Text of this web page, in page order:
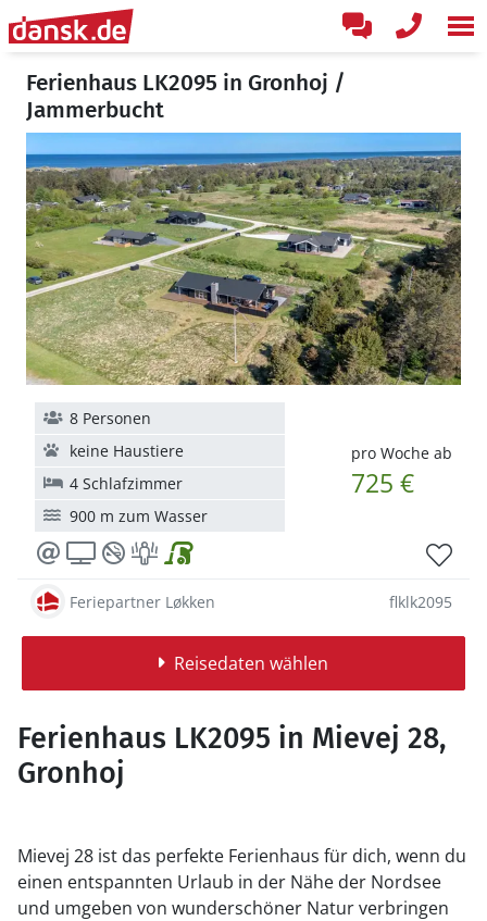
Ferienhaus LK2095 in Gronhoj /
Jammerbucht
pro Woche ab
725 €
8 Personen
keine Haustiere
4 Schlafzimmer
900 m zum Wasser
Feriepartner Løkken flklk2095
Reisedaten wählen
Ferienhaus LK2095 in Mievej 28,
Gronhoj
Mievej 28 ist das perfekte Ferienhaus für dich, wenn du
einen entspannten Urlaub in der Nähe der Nordsee
und umgeben von wunderschöner Natur verbringen